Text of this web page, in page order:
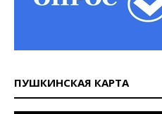
ПУШКИНСКАЯ КАРТА